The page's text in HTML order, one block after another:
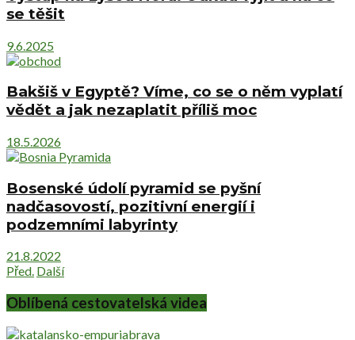
se těšit
9.6.2025
Bakšiš v Egyptě? Víme, co se o něm vyplatí
vědět a jak nezaplatit příliš moc
18.5.2026
Bosenské údolí pyramid se pyšní
nadčasovostí, pozitivní energií i
podzemními labyrinty
21.8.2022
Před. Další
Oblíbená cestovatelská videa